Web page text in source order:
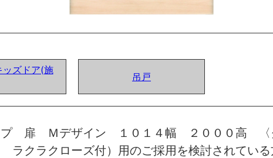
ッズドア(施
吊戸
扉 Ｍデザイン １０１４幅 ２０００高 〈
クラクローズ付）用のご採用を検討されている